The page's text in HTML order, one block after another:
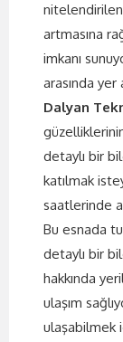
nitelendirilen
artmasına
imkanı
arasında yer
Dalyan
detaylı bir
katılmak
saatlerinde
Bu esnada
detaylı bir
hakkında
ulaşım
ulaşabilmek